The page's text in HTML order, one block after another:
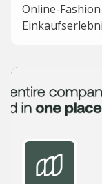
Online-